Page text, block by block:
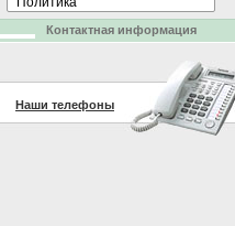
Контактная информация
Наши телефоны